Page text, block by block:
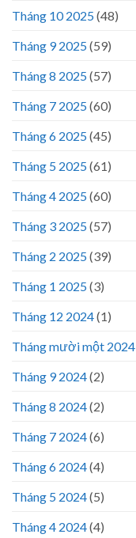
Tháng 10 2025(48)
Tháng 9 2025(59)
Tháng 8 2025(57)
Tháng 7 2025(60)
Tháng 6 2025(45)
Tháng 5 2025(61)
Tháng 4 2025(60)
Tháng 3 2025(57)
Tháng 2 2025(39)
Tháng 1 2025(3)
Tháng 12 2024(1)
Tháng mười một 2024
Tháng 9 2024(2)
Tháng 8 2024(2)
Tháng 7 2024(6)
Tháng 6 2024(4)
Tháng 5 2024(5)
Tháng 4 2024(4)